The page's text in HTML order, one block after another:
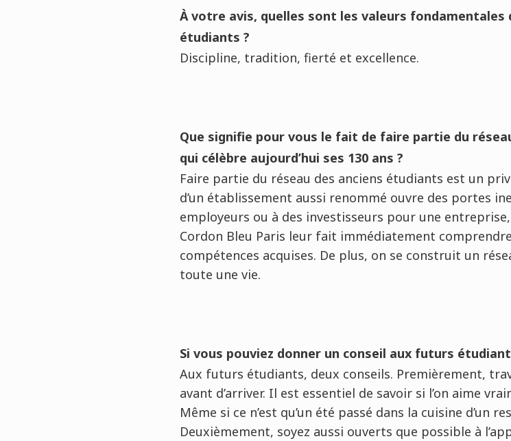
À votre avis, quelles sont les valeurs fondamentales
étudiants ?
Discipline, tradition, fierté et excellence.
Que signifie pour vous le fait de faire partie du
qui célèbre aujourd’hui ses 130 ans ?
Faire partie du réseau des anciens étudiants est un
d’un établissement aussi renommé ouvre des portes
employeurs ou à des investisseurs pour une
Cordon Bleu Paris leur fait immédiatement
compétences acquises. De plus, on se construit un
toute une vie.
Si vous pouviez donner un conseil aux futurs
Aux futurs étudiants, deux conseils. Premièrement,
avant d’arriver. Il est essentiel de savoir si l’on aime
Même si ce n’est qu’un été passé dans la cuisine d’un
Deuxièmement, soyez aussi ouverts que possible à